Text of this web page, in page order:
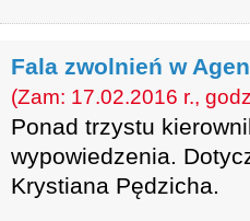
Fala zwolnień w
(Zam: 17.02.2016 r.,
Ponad trzystu
wypowiedzenia.
Krystiana Pędzicha.